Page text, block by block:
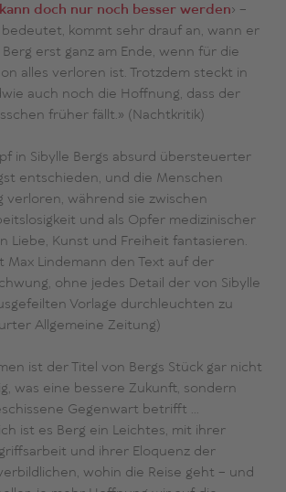
doch nur noch besser werden› –
bedeutet, kommt sehr drauf an, wann er
erst ganz am Ende, wenn für die
alles verloren ist. Trotzdem steckt in
auch noch die Hoffnung, dass der
früher fällt.» (Nachtkritik)
in Sibylle Bergs absurd übersteuerter
entschieden, und die Menschen
verloren, während sie zwischen
und als Opfer medizinischer
Liebe, Kunst und Freiheit fantasieren.
Max Lindemann den Text auf der
ohne jedes Detail der von Sibylle
Vorlage durchleuchten zu
Allgemeine Zeitung)
ist der Titel von Bergs Stück gar nicht
was eine bessere Zukunft, sondern
Gegenwart betrifft …
ist es Berg ein Leichtes, mit ihrer
und ihrer Eloquenz der
wohin die Reise geht – und